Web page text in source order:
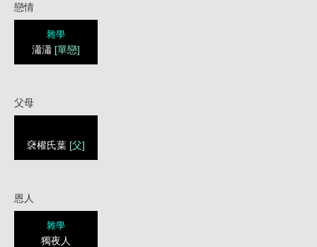
戀情
雜學
瀟瀟 [單戀]
父母
褎權氏葉 [父]
恩人
雜學
獨夜人